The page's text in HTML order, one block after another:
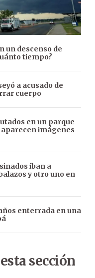
un descenso de
tiempo?
a acusado de
cuerpo
en un parque
imágenes
iban a
y otro uno en
enterrada en una
sección